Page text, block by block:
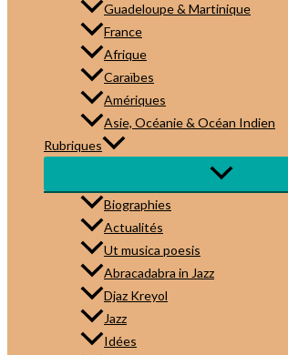
Guadeloupe & Martinique
France
Afrique
Caraïbes
Amériques
Asie, Océanie & Océan Indien
Rubriques
Biographies
Actualités
Ut musica poesis
Abracadabra in Jazz
Djaz Kreyol
Jazz
Idées